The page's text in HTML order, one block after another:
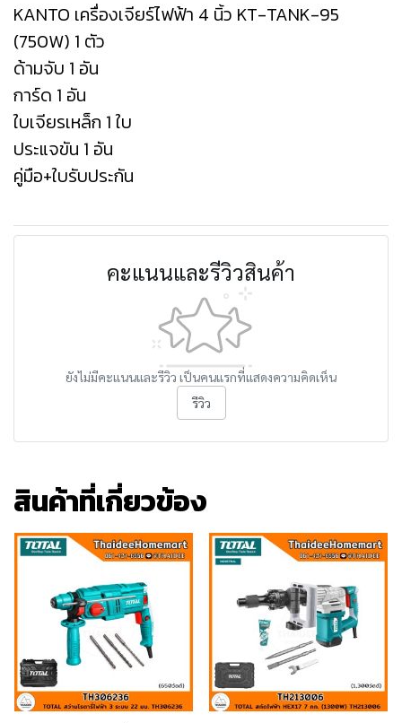
KANTO เครื่องเจียร์ไฟฟ้า 4 นิ้ว KT-TANK-95
(750W) 1 ตัว
ด้ามจับ 1 อัน
การ์ด 1 อัน
ใบเจียรเหล็ก 1 ใบ
ประแจขัน 1 อัน
คู่มือ+ใบรับประกัน
คะแนนและรีวิวสินค้า
ยังไม่มีคะแนนและรีวิว เป็นคนแรกที่แสดงความคิดเห็น
รีวิว
สินค้าที่เกี่ยวข้อง